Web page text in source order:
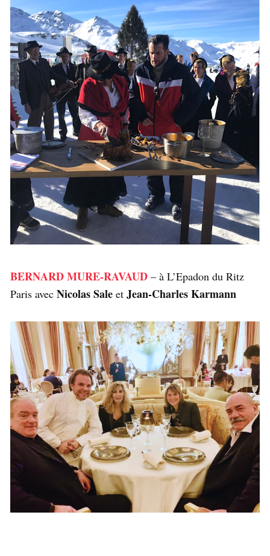
BERNARD MURE-RAVAUD – à L’Epadon du Ritz
Paris avec Nicolas Sale et Jean-Charles Karmann